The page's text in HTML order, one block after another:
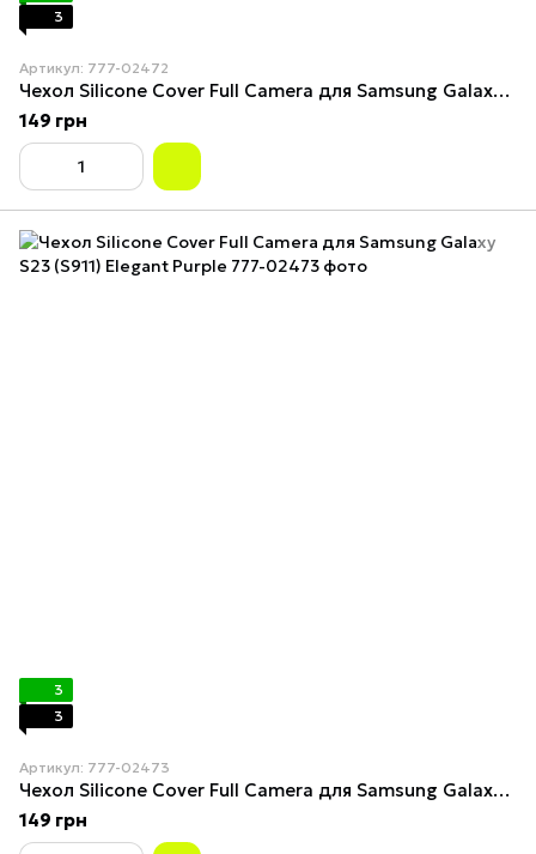
3
Артикул: 777-02472
Чехол Silicone Cover Full Camera для Samsung Galaxy S23 (S911) Purple
149 грн
3
3
Артикул: 777-02473
Чехол Silicone Cover Full Camera для Samsung Galaxy S23 (S911) Elegant Purple
149 грн